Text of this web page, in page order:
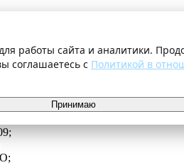
работы сайта и аналитики.
соглашаетесь с Политикой в
Принимаю